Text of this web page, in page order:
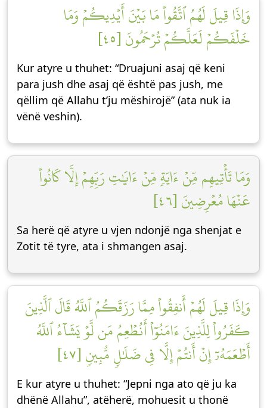
وَإِذَا قِيلَ لَهُمُ ٱتَّقُواْ مَا بَيۡنَ أَيۡدِيكُمۡ وَمَا
خَلۡفَكُمۡ لَعَلَّكُمۡ تُرۡحَمُونَ [٤٥]
Kur atyre u thuhet: “Druajuni asaj që keni
para jush dhe asaj që është pas jush, me
qëllim që Allahu t’ju mëshirojë” (ata nuk ia
vënë veshin).
وَمَا تَأۡتِيهِم مِّنۡ ءَايَةٖ مِّنۡ ءَايَٰتِ رَبِّهِمۡ إِلَّا كَانُواْ
عَنۡهَا مُعۡرِضِينَ [٤٦]
Sa herë që atyre u vjen ndonjë nga shenjat e
Zotit të tyre, ata i shmangen asaj.
وَإِذَا قِيلَ لَهُمۡ أَنفِقُواْ مِمَّا رَزَقَكُمُ ٱللَّهُ قَالَ ٱلَّذِينَ
كَفَرُواْ لِلَّذِينَ ءَامَنُوٓاْ أَنُطۡعِمُ مَن لَّوۡ يَشَآءُ ٱللَّهُ
أَطۡعَمَهُۥٓ إِنۡ أَنتُمۡ إِلَّا فِي ضَلَٰلٖ مُّبِينٖ [٤٧]
E kur atyre u thuhet: “Jepni nga ato që ju ka
dhënë Allahu”, atëherë, mohuesit u thonë